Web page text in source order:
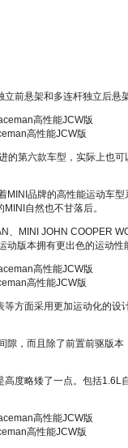
前悬架和多连杆独立后悬架
高性能JCW版
第六款车型，实际上也
品牌的高性能运动车
自然也不甘落后。
MINI JOHN COOPER
版本拥有更出色的运动性
高性能JCW版
方面采用更加运动化的
，而且除了前置前驱版
略矮了一点。包括
高性能JCW版